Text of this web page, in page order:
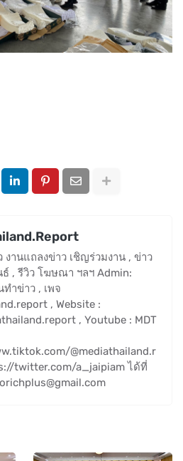
งานแถลงข่าว เชิญร่วมงาน , ข่าว
, รีวิว โฆษณา ฯลฯ Admin:
ำข่าว , เพจ
, Website :
, Youtube : MDT
@mediathailand.r
twitter.com/a_jaipiam ได้ที่